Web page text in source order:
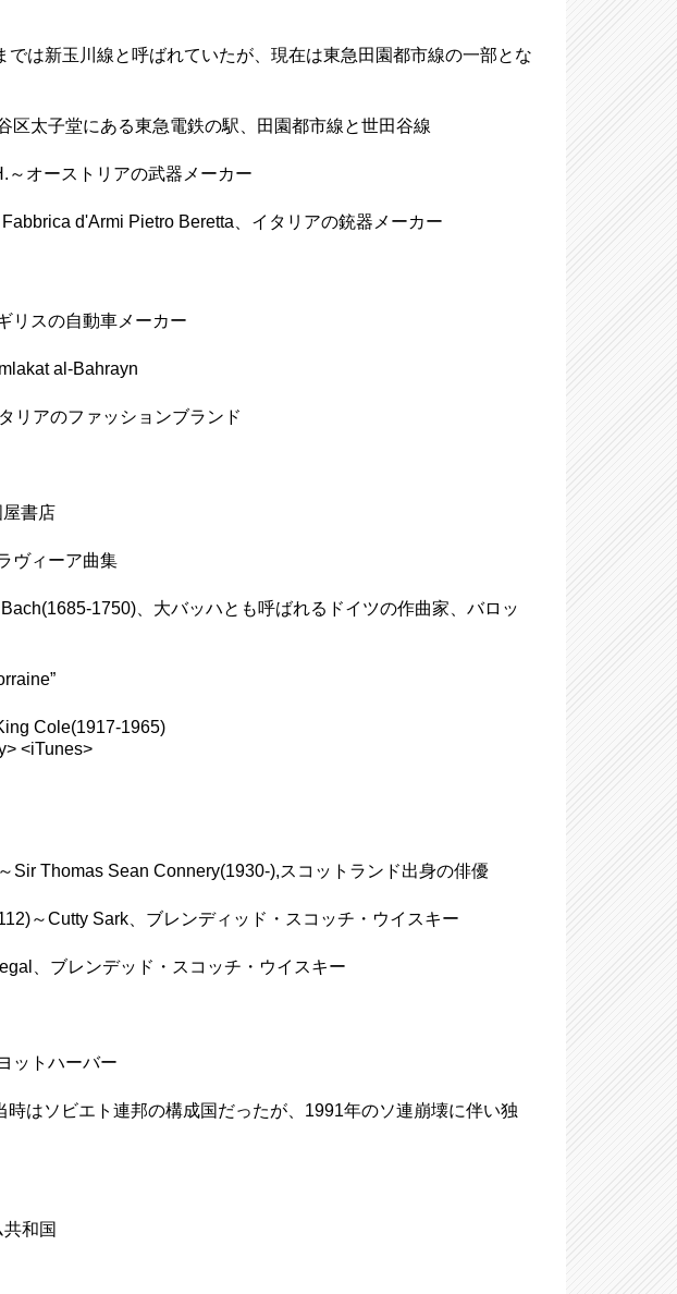
では新玉川線と呼ばれていたが、現在は東急田園都市線の一部とな
区太子堂にある東急電鉄の駅、田園都市線と世田谷線
～オーストリアの武器メーカー
d'Armi Pietro Beretta、イタリアの銃器メーカー
リスの自動車メーカー
al-Bahrayn
リアのファッションブランド
屋書店
ヴィーア曲集
1750)、大バッハとも呼ばれるドイツの作曲家、バロッ
Cole(1917-1965)
<iTunes>
Sir Thomas Sean Connery(1930-),スコットランド出身の俳優
～Cutty Sark、ブレンディッド・スコッチ・ウイスキー
、ブレンデッド・スコッチ・ウイスキー
ットハーバー
時はソビエト連邦の構成国だったが、1991年のソ連崩壊に伴い独
共和国